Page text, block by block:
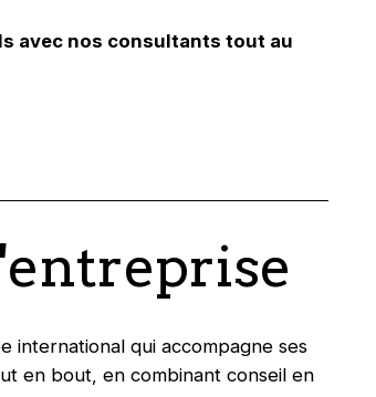
avec nos consultants tout au
international qui accompagne ses
en bout, en combinant conseil en